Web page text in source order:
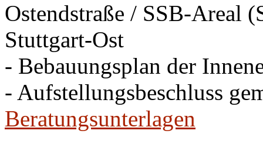
Ostendstraße / SSB-Areal
Stuttgart-Ost
- Bebauungsplan der
- Aufstellungsbeschluss
Beratungsunterlagen